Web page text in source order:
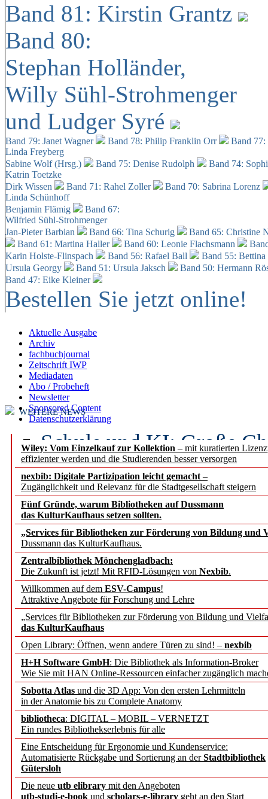
Band 81: Kirstin Grantz
Band 80:
Stephan Holländer,
Willy Sühl-Strohmenger
und Ludger Syré
Band 79: Janet Wagner Band 78: Philip Franklin Orr
Band
Linda Freyberg
Sabine Wolf (Hrsg.)
Band 75: Denise Rudolph
Band 74:
Katrin Toetzke
Dirk Wissen
Band 71: Rahel Zoller
Band 70: Sabrina Lorenz
Linda Schünhoff
Benjamin Flämig
Band 67:
Wilfried Sühl-Strohmenger
Jan-Pieter Barbian
Band 66: Tina Schurig
Band 65: Christine
Band 61: Martina Haller
Band 60: Leonie Flachsmann
Karin Holste-Flinspach
Band 56: Rafael Ball
Band 55:
Ursula Georgy
Band 51: Ursula Jaksch Band 50: Hermann
Band 47: Eike Kleiner
Bestellen Sie jetzt online!
Aktuelle Ausgabe
Archiv
fachbuchjournal
Zeitschrift IWP
Mediadaten
Abo / Probeheft
Newsletter
Sponsored Content
Datenschutzerklärung
Wiley: Vom Einzelkauf zur Kollektion – mit kuratierten
effizienter werden und die Studierenden besser versorgen
nexbib: Digitale Partizipation leicht gemacht –
Zugänglichkeit und Relevanz für die Stadtgesellschaft steigern
Fünf Gründe, warum Bibliotheken auf Dussmann
das KulturKaufhaus setzen sollten.
„Services für Bibliotheken zur Förderung von Bildung und
Dussmann das KulturKaufhaus.
Zentralbibliothek Mönchengladbach:
Die Zukunft ist jetzt! Mit RFID-Lösungen von Nexbib.
Willkommen auf dem ESV-Campus!
Attraktive Angebote für Forschung und Lehre
„Services für Bibliotheken zur Förderung von Bildung und
das KulturKaufhaus
Open Library: Öffnen, wenn andere Türen zu sind! – nexbib
H+H Software GmbH: Die Bibliothek als Information-Broker
Wie Sie mit HAN Online-Ressourcen einfacher zugänglich
Sobotta Atlas und die 3D App: Von den ersten Lehrmitteln
in der Anatomie bis zu Complete Anatomy
bibliotheca: DIGITAL – MOBIL – VERNETZT
Ein rundes Bibliothekserlebnis für alle
Eine Entscheidung für Ergonomie und Kundenservice:
Automatisierte Rückgabe und Sortierung an derStadtbibliothek
Gütersloh
Die neue utb elibrary mit den Angeboten
utb-studi-e-book und scholars-e-library geht an den Start
WEITERE NEWS
Schule und KI: Große
Voraussetzungen
Erfolgreiches erstes
Segment Research –
angepasst
konstruktiv!
Mohr Siebeck
und die Zeitschrift für
Francke Attempto
EBSCO Information
Recherchefunktionen in
Sorbisches Institut neu
Geschichte und